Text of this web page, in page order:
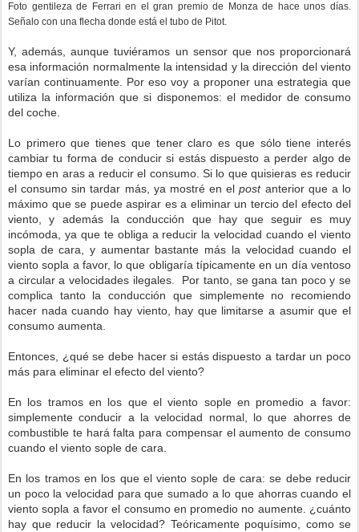
Foto gentileza de Ferrari en el gran premio de Monza de hace unos días.
Señalo con una flecha donde está el tubo de Pitot.
Y, además, aunque tuviéramos un sensor que nos proporcionará
esa información normalmente la intensidad y la dirección del viento
varían continuamente. Por eso voy a proponer una estrategia que
utiliza la información que si disponemos: el medidor de consumo
del coche.
Lo primero que tienes que tener claro es que sólo tiene interés
cambiar tu forma de conducir si estás dispuesto a perder algo de
tiempo en aras a reducir el consumo. Si lo que quisieras es reducir
el consumo sin tardar más, ya mostré en elpostanterior que a lo
máximo que se puede aspirar es a eliminar un tercio del efecto del
viento, y además la conducción que hay que seguir es muy
incómoda, ya que te obliga a reducir la velocidad cuando el viento
sopla de cara, y aumentar bastante más la velocidad cuando el
viento sopla a favor, lo que obligaría típicamente en un día ventoso
a circular a velocidades ilegales. Por tanto, se gana tan poco y se
complica tanto la conducción que simplemente no recomiendo
hacer nada cuando hay viento, hay que limitarse a asumir que el
consumo aumenta.
Entonces, ¿qué se debe hacer si estás dispuesto a tardar un poco
más para eliminar el efecto del viento?
En los tramos en los que el viento sople en promedio a favor:
simplemente conducir a la velocidad normal, lo que ahorres de
combustible te hará falta para compensar el aumento de consumo
cuando el viento sople de cara.
En los tramos en los que el viento sople de cara: se debe reducir
un poco la velocidad para que sumado a lo que ahorras cuando el
viento sopla a favor el consumo en promedio no aumente. ¿cuánto
hay que reducir la velocidad? Teóricamente poquísimo, como se